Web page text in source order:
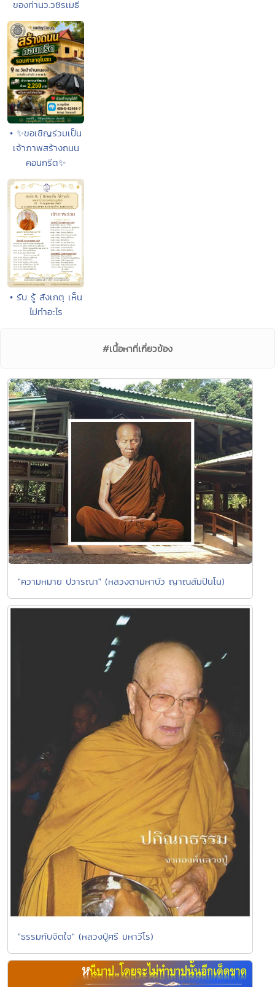
ของท่านว.วชิรเมธี
• ✨ขอเชิญร่วมเป็น
เจ้าภาพสร้างถนน
คอนกรีต✨
• รับ รู้ สังเกตุ เห็น
ไม่ทำอะไร
#เนื้อหาที่เกี่ยวข้อง
"ความหมาย ปวารณา" (หลวงตามหาบัว ญาณสัมปันโน)
"ธรรมกับจิตใจ" (หลวงปู่ศรี มหาวีโร)